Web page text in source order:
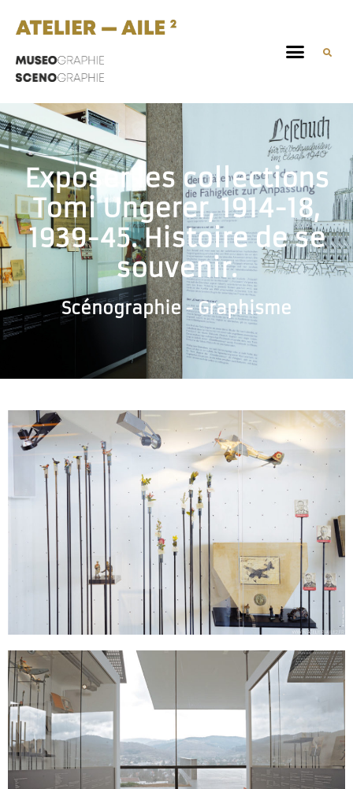
Exposer les collections
Tomi Ungerer, 1914-18,
1939-45. Histoire de se
souvenir.
Scénographie - Graphisme